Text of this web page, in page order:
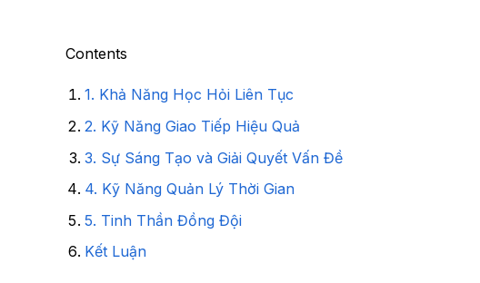
Contents
1. Khả Năng Học Hỏi Liên Tục
2. Kỹ Năng Giao Tiếp Hiệu Quả
3. Sự Sáng Tạo và Giải Quyết Vấn Đề
4. Kỹ Năng Quản Lý Thời Gian
5. Tinh Thần Đồng Đội
Kết Luận